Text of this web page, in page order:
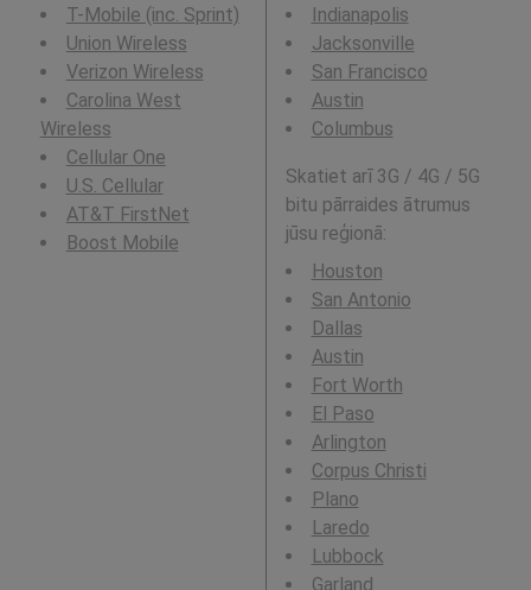
T-Mobile (inc. Sprint)
Union Wireless
Verizon Wireless
Carolina West
Wireless
Cellular One
U.S. Cellular
AT&T FirstNet
Boost Mobile
Indianapolis
Jacksonville
San Francisco
Austin
Columbus
Skatiet arī 3G / 4G / 5G
bitu pārraides ātrumus
jūsu reģionā:
Houston
San Antonio
Dallas
Austin
Fort Worth
El Paso
Arlington
Corpus Christi
Plano
Laredo
Lubbock
Garland